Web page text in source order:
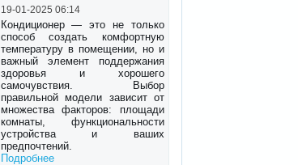
19-01-2025 06:14
Кондиционер — это не только
способ создать комфортную
температуру в помещении, но и
важный элемент поддержания
здоровья и хорошего
самочувствия. Выбор
правильной модели зависит от
множества факторов: площади
комнаты, функциональности
устройства и ваших
предпочтений.
Подробнее